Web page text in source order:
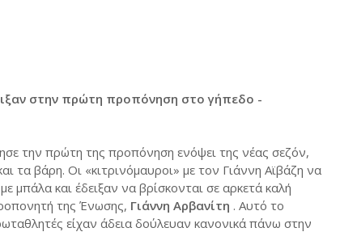
στην πρώτη προπόνηση στο γήπεδο -
την πρώτη της προπόνηση ενόψει της νέας σεζόν,
τα βάρη. Οι «κιτρινόμαυροι» με τον Γιάννη Αϊβάζη να
και έδειξαν να βρίσκονται σε αρκετά καλή
της Ένωσης, Γιάννη Αρβανίτη . Αυτό το
είχαν άδεια δούλευαν κανονικά πάνω στην